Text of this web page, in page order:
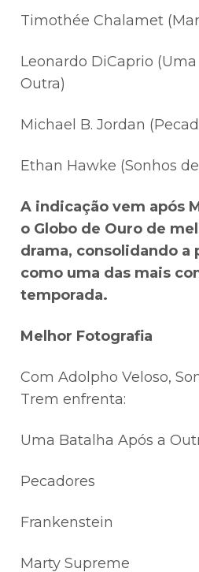
Timothée Chalamet
Leonardo DiCaprio
Outra)
Michael B. Jordan
Ethan Hawke (Sonhos
A indicação vem após
o Globo de Ouro de
drama, consolidando a
como uma das mais
temporada.
Melhor Fotografia
Com Adolpho Veloso,
Trem enfrenta:
Uma Batalha Após a
Pecadores
Frankenstein
Marty Supreme